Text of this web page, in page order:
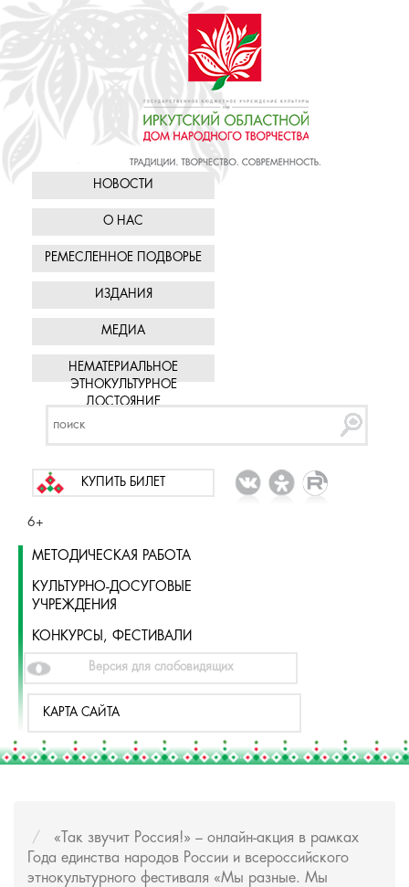
НОВОСТИ
О НАС
РЕМЕСЛЕННОЕ ПОДВОРЬЕ
ИЗДАНИЯ
МЕДИА
НЕМАТЕРИАЛЬНОЕ
ЭТНОКУЛЬТУРНОЕ
ДОСТОЯНИЕ
КУПИТЬ БИЛЕТ
6+
МЕТОДИЧЕСКАЯ РАБОТА
КУЛЬТУРНО-ДОСУГОВЫЕ
УЧРЕЖДЕНИЯ
КОНКУРСЫ, ФЕСТИВАЛИ
Версия для слабовидящих
КАРТА САЙТА
«Так звучит Россия!» – онлайн-акция в рамках
Года единства народов России и всероссийского
этнокультурного фестиваля «Мы разные. Мы